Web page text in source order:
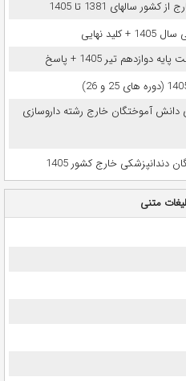
سالهای 1381 تا 1405
نهایی
تیر 1405 + پاسخ
دانش آموختگان خارج رشته داروسازی
خارج کشور 1405
متنی